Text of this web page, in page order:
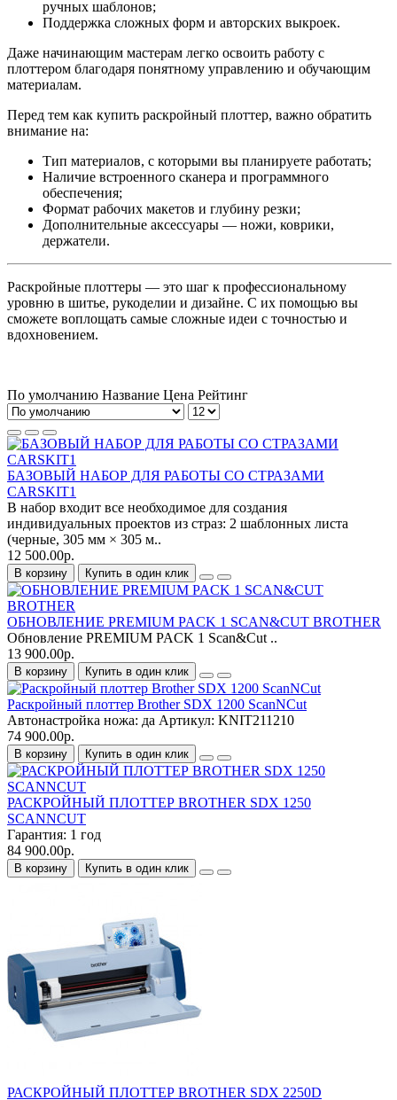
ручных шаблонов;
Поддержка сложных форм и авторских выкроек.
Даже начинающим мастерам легко освоить работу с
плоттером благодаря понятному управлению и обучающим
материалам.
Перед тем как купить раскройный плоттер, важно обратить
внимание на:
Тип материалов, с которыми вы планируете работать;
Наличие встроенного сканера и программного
обеспечения;
Формат рабочих макетов и глубину резки;
Дополнительные аксессуары — ножи, коврики,
держатели.
Раскройные плоттеры — это шаг к профессиональному
уровню в шитье, рукоделии и дизайне. С их помощью вы
сможете воплощать самые сложные идеи с точностью и
вдохновением.
По умолчанию Название Цена Рейтинг
БАЗОВЫЙ НАБОР ДЛЯ РАБОТЫ СО СТРАЗАМИ
CARSKIT1
В набор входит все необходимое для создания
индивидуальных проектов из страз: 2 шаблонных листа
(черные, 305 мм × 305 м..
12 500.00р.
В корзину Купить в один клик
ОБНОВЛЕНИЕ PREMIUM PACK 1 SCAN&CUT BROTHER
Обновление PREMIUM PACK 1 Scan&Cut ..
13 900.00р.
В корзину Купить в один клик
Раскройный плоттер Brother SDX 1200 ScanNCut
Автонастройка ножа: да Артикул: KNIT211210
74 900.00р.
В корзину Купить в один клик
РАСКРОЙНЫЙ ПЛОТТЕР BROTHER SDX 1250
SCANNCUT
Гарантия: 1 год
84 900.00р.
В корзину Купить в один клик
РАСКРОЙНЫЙ ПЛОТТЕР BROTHER SDX 2250D